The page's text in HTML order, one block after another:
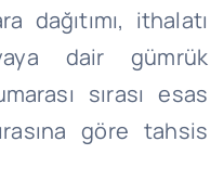
dağıtımı, ithalatı
dair gümrük
sırası esas
göre tahsis